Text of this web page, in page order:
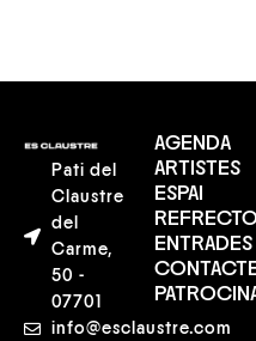
Pati del
Claustre
del
Carme,
50 -
07701
info@esclaustre.com
AGENDA
ARTISTES
ESPAI
ENTRADES